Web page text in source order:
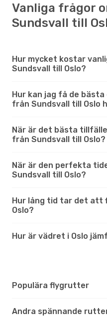
Vanliga frågor
Sundsvall till
Hur mycket kostar
Sundsvall till Oslo?
Hur kan jag få de
från Sundsvall till Oslo
När är det bästa
från Sundsvall till Oslo?
När är den perfekta
Sundsvall till Oslo?
Hur lång tid tar det att
Oslo?
Hur är vädret i Oslo
Populära flygrutter
Andra spännande